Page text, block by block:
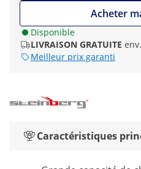
Acheter
Disponible
LIVRAISON GRATUITE
Meilleur prix garanti
Caractéristiques